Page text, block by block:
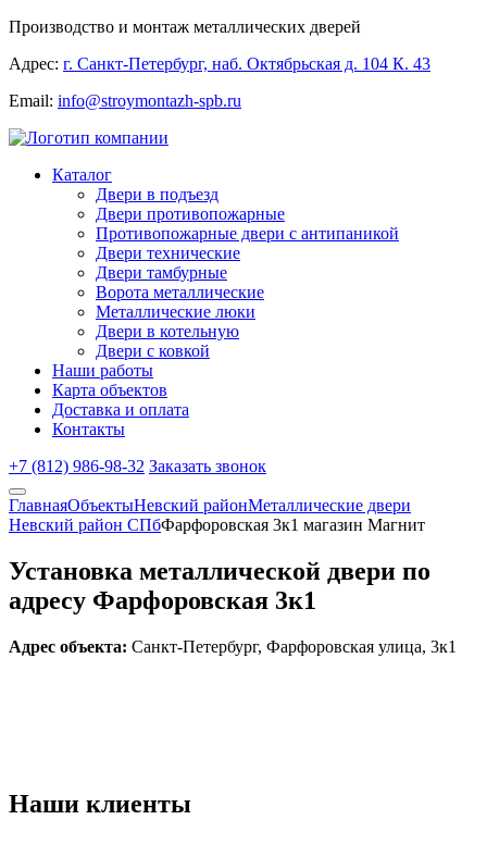
Производство и монтаж металлических дверей
Адрес: г. Санкт-Петербург, наб. Октябрьская д. 104 К. 43
Email: info@stroymontazh-spb.ru
Каталог
Двери в подъезд
Двери противопожарные
Противопожарные двери с антипаникой
Двери технические
Двери тамбурные
Ворота металлические
Металлические люки
Двери в котельную
Двери с ковкой
Наши работы
Карта объектов
Доставка и оплата
Контакты
+7 (812) 986-98-32 Заказать звонок
ГлавнаяОбъектыНевский районМеталлические двери
Невский район СПбФарфоровская 3к1 магазин Магнит
Установка металлической двери по
адресу Фарфоровская 3к1
Адрес объекта: Санкт-Петербург, Фарфоровская улица, 3к1
Наши клиенты